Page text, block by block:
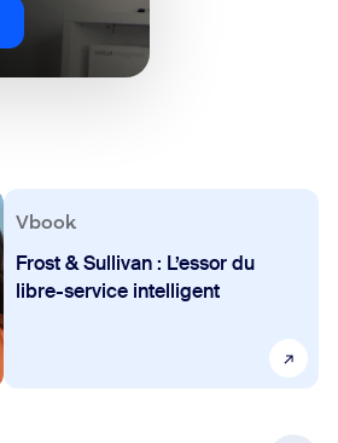
Vbook
Frost & Sullivan : L’essor du
libre-service intelligent